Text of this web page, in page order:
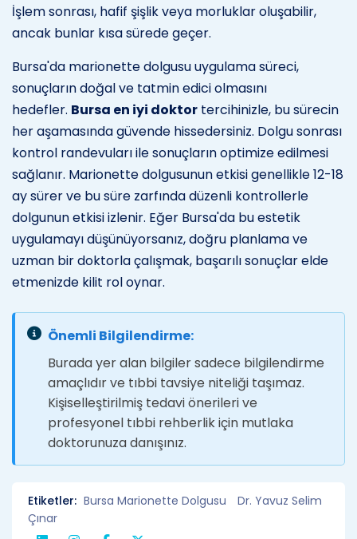
İşlem sonrası, hafif şişlik veya morluklar oluşabilir,
ancak bunlar kısa sürede geçer.
Bursa'da marionette dolgusu uygulama süreci,
sonuçların doğal ve tatmin edici olmasını
hedefler. Bursa en iyi doktor tercihinizle, bu sürecin
her aşamasında güvende hissedersiniz. Dolgu sonrası
kontrol randevuları ile sonuçların optimize edilmesi
sağlanır. Marionette dolgusunun etkisi genellikle 12-18
ay sürer ve bu süre zarfında düzenli kontrollerle
dolgunun etkisi izlenir. Eğer Bursa'da bu estetik
uygulamayı düşünüyorsanız, doğru planlama ve
uzman bir doktorla çalışmak, başarılı sonuçlar elde
etmenizde kilit rol oynar.
Önemli Bilgilendirme:
Burada yer alan bilgiler sadece bilgilendirme
amaçlıdır ve tıbbi tavsiye niteliği taşımaz.
Kişiselleştirilmiş tedavi önerileri ve
profesyonel tıbbi rehberlik için mutlaka
doktorunuza danışınız.
Etiketler: Bursa Marionette Dolgusu
Dr. Yavuz Selim
Çınar